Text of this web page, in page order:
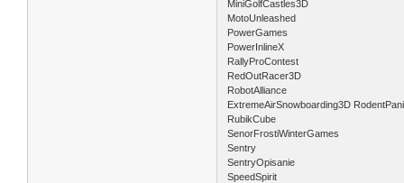
MiniGolfCastles3D
MotoUnleashed
PowerGames
PowerInlineX
RallyProContest
RedOutRacer3D
RobotAlliance
ExtremeAirSnowboarding3D
RubikCube
SenorFrostiWinterGames
Sentry
SentryOpisanie
SpeedSpirit